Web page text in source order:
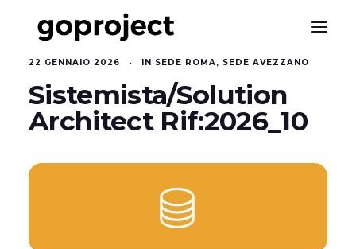
22 GENNAIO 2026 • IN SEDE ROMA, SEDE AVEZZANO
Sistemista/Solution
Architect Rif:2026_10